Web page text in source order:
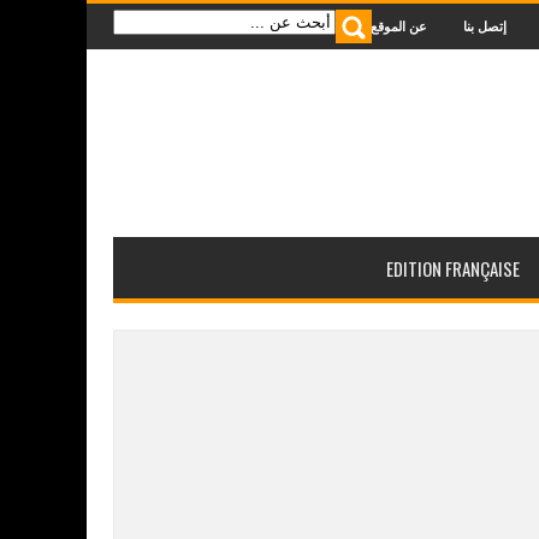
الرئيسية عن الموقع إتصل بنا
EDITION FRANÇAISE